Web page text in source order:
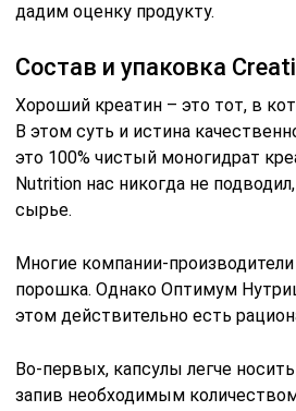
дадим оценку продукту.
Состав и упаковка
Хороший креатин – это тот, в
В этом суть и истина
это 100% чистый моногидрат
Nutrition нас никогда не
сырье.
Многие компании-
порошка. Однако Оптимум
этом действительно есть
Во-первых, капсулы легче
запив необходимым